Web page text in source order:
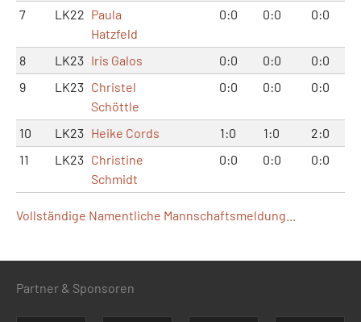
7 LK22 Paula
Hatzfeld
0:0 0:0 0:0
8 LK23 Iris Galos 0:0 0:0
0:0
9
LK23 Christel
Schöttle
0:0 0:0 0:0
10 LK23 Heike Cords 1:0 1:0
2:0
11
LK23 Christine
Schmidt
0:0 0:0 0:0
Vollständige Namentliche Mannschaftsmeldung...
Partner & Sponsoren